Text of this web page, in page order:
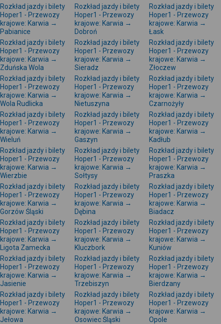
Rozkład jazdy i bilety
Hoper1 - Przewozy
krajowe: Karwia →
Pabianice
Rozkład jazdy i bilety
Hoper1 - Przewozy
krajowe: Karwia →
Dobroń
Rozkład jazdy i bilety
Hoper1 - Przewozy
krajowe: Karwia →
Łask
Rozkład jazdy i bilety
Hoper1 - Przewozy
krajowe: Karwia →
Zduńska Wola
Rozkład jazdy i bilety
Hoper1 - Przewozy
krajowe: Karwia →
Sieradz
Rozkład jazdy i bilety
Hoper1 - Przewozy
krajowe: Karwia →
Złoczew
Rozkład jazdy i bilety
Hoper1 - Przewozy
krajowe: Karwia →
Wola Rudlicka
Rozkład jazdy i bilety
Hoper1 - Przewozy
krajowe: Karwia →
Nietuszyna
Rozkład jazdy i bilety
Hoper1 - Przewozy
krajowe: Karwia →
Czarnożyły
Rozkład jazdy i bilety
Hoper1 - Przewozy
krajowe: Karwia →
Wieluń
Rozkład jazdy i bilety
Hoper1 - Przewozy
krajowe: Karwia →
Gaszyn
Rozkład jazdy i bilety
Hoper1 - Przewozy
krajowe: Karwia →
Kadłub
Rozkład jazdy i bilety
Hoper1 - Przewozy
krajowe: Karwia →
Wierzbie
Rozkład jazdy i bilety
Hoper1 - Przewozy
krajowe: Karwia →
Sołtysy
Rozkład jazdy i bilety
Hoper1 - Przewozy
krajowe: Karwia →
Praszka
Rozkład jazdy i bilety
Hoper1 - Przewozy
krajowe: Karwia →
Gorzów Śląski
Rozkład jazdy i bilety
Hoper1 - Przewozy
krajowe: Karwia →
Dębina
Rozkład jazdy i bilety
Hoper1 - Przewozy
krajowe: Karwia →
Biadacz
Rozkład jazdy i bilety
Hoper1 - Przewozy
krajowe: Karwia →
Ligota Zamecka
Rozkład jazdy i bilety
Hoper1 - Przewozy
krajowe: Karwia →
Kluczbork
Rozkład jazdy i bilety
Hoper1 - Przewozy
krajowe: Karwia →
Kuniów
Rozkład jazdy i bilety
Hoper1 - Przewozy
krajowe: Karwia →
Jasienie
Rozkład jazdy i bilety
Hoper1 - Przewozy
krajowe: Karwia →
Trzebiszyn
Rozkład jazdy i bilety
Hoper1 - Przewozy
krajowe: Karwia →
Bierdzany
Rozkład jazdy i bilety
Hoper1 - Przewozy
krajowe: Karwia →
Jełowa
Rozkład jazdy i bilety
Hoper1 - Przewozy
krajowe: Karwia →
Osowiec Śląski
Rozkład jazdy i bilety
Hoper1 - Przewozy
krajowe: Karwia →
Opole